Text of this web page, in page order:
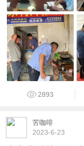
2893
苦咖啡
2023-6-23